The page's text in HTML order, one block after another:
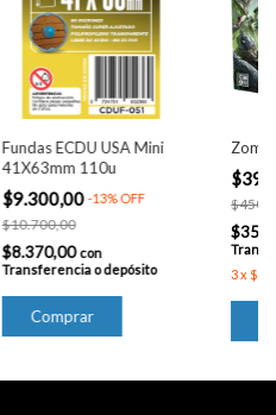
Fundas ECDU USA Mini
41X63mm 110u
$9.300,00-13%OFF
$10.700,00
$8.370,00con
Transferencia o depósito
3x